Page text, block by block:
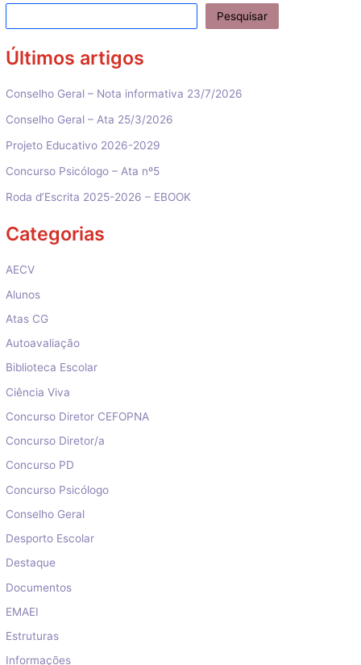
Pesquisar
Últimos artigos
Conselho Geral – Nota informativa 23/7/2026
Conselho Geral – Ata 25/3/2026
Projeto Educativo 2026-2029
Concurso Psicólogo – Ata nº5
Roda d’Escrita 2025-2026 – EBOOK
Categorias
AECV
Alunos
Atas CG
Autoavaliação
Biblioteca Escolar
Ciência Viva
Concurso Diretor CEFOPNA
Concurso Diretor/a
Concurso PD
Concurso Psicólogo
Conselho Geral
Desporto Escolar
Destaque
Documentos
EMAEI
Estruturas
Informações